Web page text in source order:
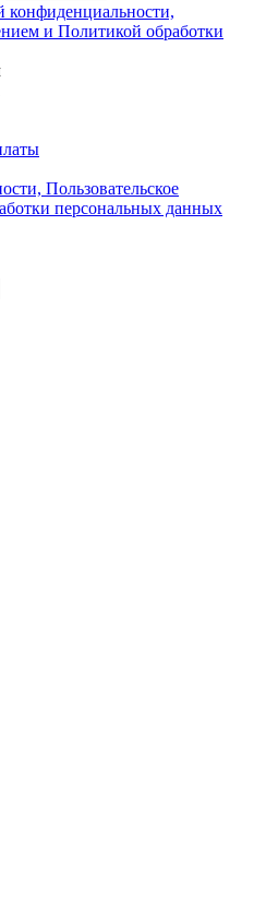
конфиденциальности,
и Политикой обработки
Пользовательское
персональных данных